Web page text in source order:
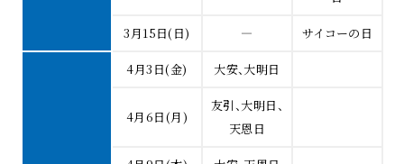
3月15日(日) ― サイコーの日
4月3日(金) 大安、大明日
4月6日(月)
友引、大明日、
天恩日